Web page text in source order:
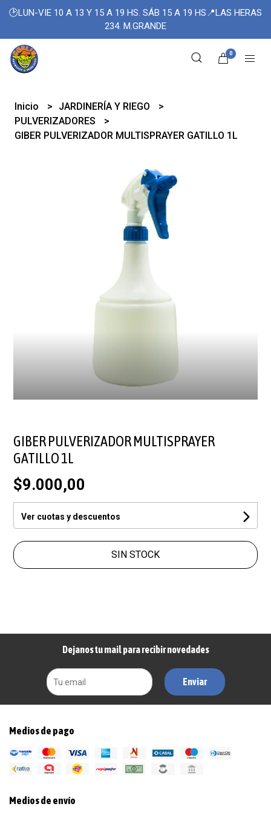
🕑LUN-VIE 10 A 13 Y 15 A 19 HS. SÁB 15 A 19 HS📍LAS HERAS
234. M.GRANDE
0
Inicio
JARDINERÍA Y RIEGO
PULVERIZADORES
GIBER PULVERIZADOR MULTISPRAYER GATILLO 1L
GIBER PULVERIZADOR MULTISPRAYER
GATILLO 1L
$9.000,00
Ver cuotas y descuentos
SIN STOCK
Dejanos tu mail para recibir novedades
Enviar
Medios de pago
Medios de envío